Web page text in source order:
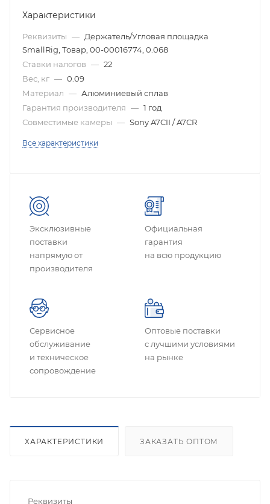
Характеристики
Реквизиты — Держатель/Угловая площадка
SmallRig, Товар, 00-00016774, 0.068
Ставки налогов — 22
Вес, кг — 0.09
Материал — Алюминиевый сплав
Гарантия производителя — 1 год
Совместимые камеры — Sony A7CII / A7CR
Все характеристики
Эксклюзивные
поставки
напрямую от
производителя
Официальная
гарантия
на всю продукцию
Сервисное
обслуживание
и техническое
сопровождение
Оптовые поставки
с лучшими условиями
на рынке
ХАРАКТЕРИСТИКИ ЗАКАЗАТЬ ОПТОМ
Реквизиты